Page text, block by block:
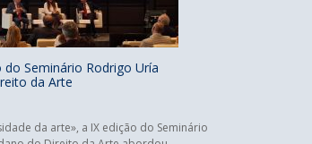
do Seminário Rodrigo Uría
da Arte
da arte», a IX edição do Seminário